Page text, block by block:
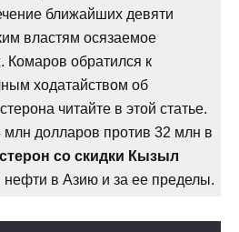
ближайших девяти
властям осязаемое
Комаров обратился к
ходатайством об
читайте в этой статье.
долларов против 32 млн в
со скидки Кызыл
нефти в Азию и за ее пределы.